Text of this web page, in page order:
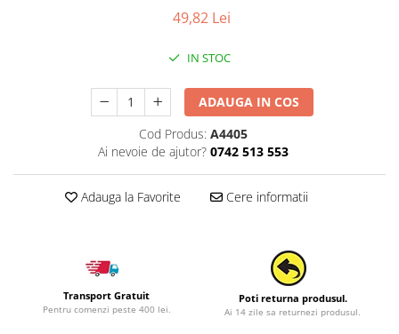
49,82 Lei
IN STOC
ADAUGA IN COS
Cod Produs: A4405
Ai nevoie de ajutor? 0742 513 553
Adauga la Favorite Cere informatii
Transport Gratuit
Pentru comenzi peste 400 lei.
Poti returna produsul.
Ai 14 zile sa returnezi produsul.